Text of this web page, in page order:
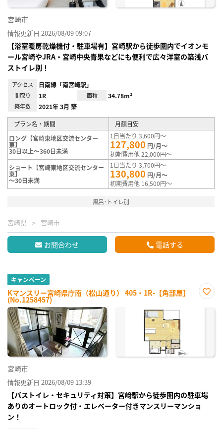
宮崎市
情報更新日 2026/08/09 09:07
【浴室暖房乾燥機付・駐車場有】宮崎駅から徒歩圏内でイオンモ
ール宮崎やJRA・宮崎中央青果などにも便利で広々洋室の築浅バ
ストイレ別！
アクセス 日南線「南宮崎駅」
間取り 1R 面積 34.78m²
築年数 2021年 3月 築
プラン名・期間
月額目安
ロング【宮崎東地区交流センター
東】
30日以上～360日未満
1日当たり 3,600円～
127,800 円/月～
初期費用他 22,000円～
ショート【宮崎東地区交流センター
東】
～30日未満
1日当たり 3,700円～
130,800 円/月～
初期費用他 16,500円～
風呂･トイレ別
宮崎県 宮崎市
お問合わせ 電話する
キャンペーン
Kマンスリー宮崎県庁南（松山通り） 405・1R-【角部屋】
(No.1258457)
に入
宮崎市
情報更新日 2026/08/09 13:39
【バストイレ・セキュリティ対策】宮﨑駅から徒歩圏内の駐車場
ありのオートロック付・エレベーター付きマンスリーマンショ
ン！